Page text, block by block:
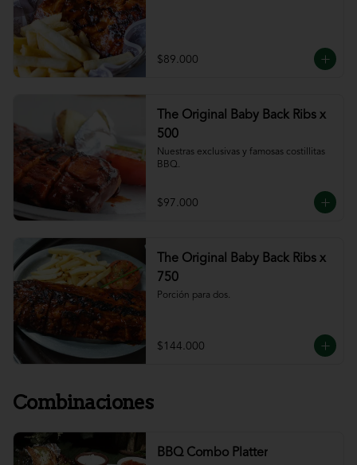
$89.000
The Original Baby Back Ribs x
500
Nuestras exclusivas y famosas costillitas
BBQ.
$97.000
The Original Baby Back Ribs x
750
Porción para dos.
$144.000
Combinaciones
BBQ Combo Platter